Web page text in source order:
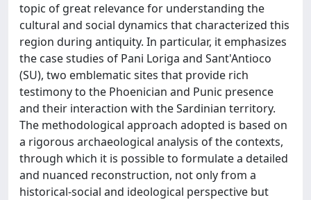
topic of great relevance for understanding the
cultural and social dynamics that characterized this
region during antiquity. In particular, it emphasizes
the case studies of Pani Loriga and Sant'Antioco
(SU), two emblematic sites that provide rich
testimony to the Phoenician and Punic presence
and their interaction with the Sardinian territory.
The methodological approach adopted is based on
a rigorous archaeological analysis of the contexts,
through which it is possible to formulate a detailed
and nuanced reconstruction, not only from a
historical-social and ideological perspective but